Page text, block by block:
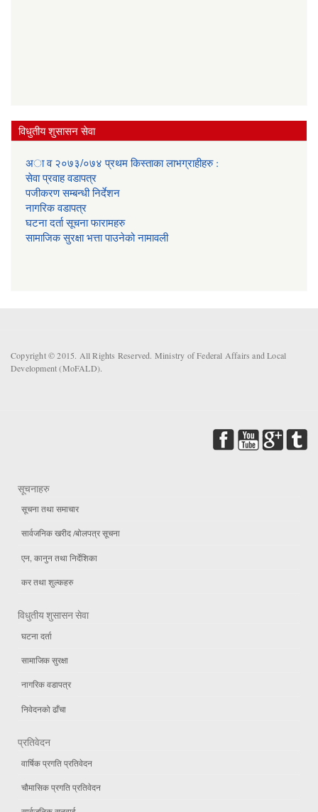
विधुतीय शुसासन सेवा
अा व २०७३/०७४ प्रथम किस्ताका लाभग्राहीहरु :
सेवा प्रवाह वडापत्र
प‌जीकरण सम्बन्धी निर्देशन
नागरिक वडापत्र
घटना दर्ता सूचना फारामहरु
सामाजिक सुरक्षा भत्ता पाउनेको नामावली
Copyright © 2015. All Rights Reserved. Ministry of Federal Affairs and Local
Development (MoFALD).
सूचनाहरु
सूचना तथा समाचार
सार्वजनिक खरीद /बोलपत्र सूचना
एन, कानुन तथा निर्देशिका
कर तथा शुल्कहरु
विधुतीय शुसासन सेवा
घटना दर्ता
सामाजिक सुरक्षा
नागरिक वडापत्र
निवेदनको ढाँचा
प्रतिवेदन
वार्षिक प्रगति प्रतिवेदन
चौमासिक प्रगति प्रतिवेदन